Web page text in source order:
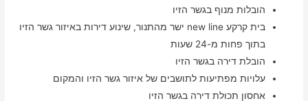
הובלות מנוף בגשר הזיו
בית קרקע new line ישר מהתנור, שינוע דירות באיזור גשר הזיו
בתוך פחות מ-24 שעות
הובלת דירה בגשר הזיו
עלויות מפתיעות לתושבים של איזור גשר הזיו והמקום
אחסון תכולת דירה בגשר הזיו